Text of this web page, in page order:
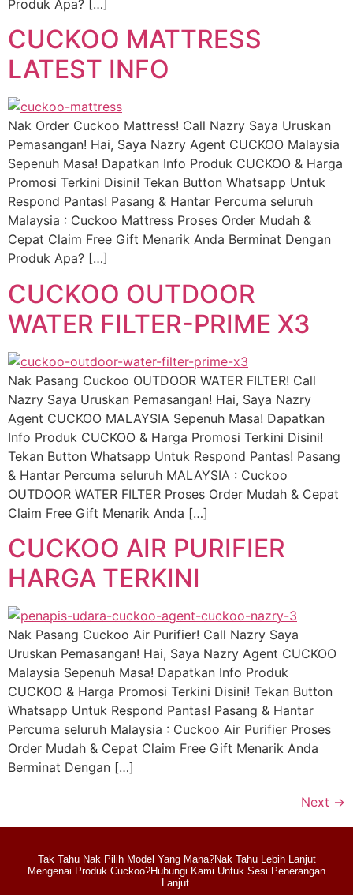
Produk Apa? […]
CUCKOO MATTRESS
LATEST INFO
Nak Order Cuckoo Mattress! Call Nazry Saya Uruskan
Pemasangan! Hai, Saya Nazry Agent CUCKOO Malaysia
Sepenuh Masa! Dapatkan Info Produk CUCKOO & Harga
Promosi Terkini Disini! Tekan Button Whatsapp Untuk
Respond Pantas! Pasang & Hantar Percuma seluruh
Malaysia : Cuckoo Mattress Proses Order Mudah &
Cepat Claim Free Gift Menarik Anda Berminat Dengan
Produk Apa? […]
CUCKOO OUTDOOR
WATER FILTER-PRIME X3
Nak Pasang Cuckoo OUTDOOR WATER FILTER! Call
Nazry Saya Uruskan Pemasangan! Hai, Saya Nazry
Agent CUCKOO MALAYSIA Sepenuh Masa! Dapatkan
Info Produk CUCKOO & Harga Promosi Terkini Disini!
Tekan Button Whatsapp Untuk Respond Pantas! Pasang
& Hantar Percuma seluruh MALAYSIA : Cuckoo
OUTDOOR WATER FILTER Proses Order Mudah & Cepat
Claim Free Gift Menarik Anda […]
CUCKOO AIR PURIFIER
HARGA TERKINI
Nak Pasang Cuckoo Air Purifier! Call Nazry Saya
Uruskan Pemasangan! Hai, Saya Nazry Agent CUCKOO
Malaysia Sepenuh Masa! Dapatkan Info Produk
CUCKOO & Harga Promosi Terkini Disini! Tekan Button
Whatsapp Untuk Respond Pantas! Pasang & Hantar
Percuma seluruh Malaysia : Cuckoo Air Purifier Proses
Order Mudah & Cepat Claim Free Gift Menarik Anda
Berminat Dengan […]
Next →
Tak Tahu Nak Pilih Model Yang Mana?Nak Tahu Lebih Lanjut
Mengenai Produk Cuckoo?Hubungi Kami Untuk Sesi Penerangan
Lanjut.